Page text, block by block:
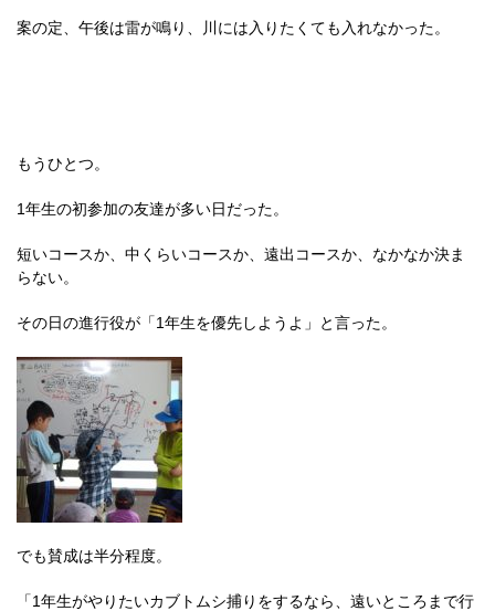
案の定、午後は雷が鳴り、川には入りたくても入れなかった。
もうひとつ。
1年生の初参加の友達が多い日だった。
短いコースか、中くらいコースか、遠出コースか、なかなか決ま
らない。
その日の進行役が「1年生を優先しようよ」と言った。
でも賛成は半分程度。
「1年生がやりたいカブトムシ捕りをするなら、遠いところまで行